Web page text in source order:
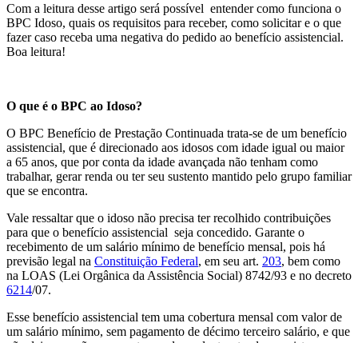
Com a leitura desse artigo será possível entender como funciona o
BPC Idoso, quais os requisitos para receber, como solicitar e o que
fazer caso receba uma negativa do pedido ao benefício assistencial.
Boa leitura!
O que é o BPC ao Idoso?
O BPC Benefício de Prestação Continuada trata-se de um benefício
assistencial, que é direcionado aos idosos com idade igual ou maior
a 65 anos, que por conta da idade avançada não tenham como
trabalhar, gerar renda ou ter seu sustento mantido pelo grupo familiar
que se encontra.
Vale ressaltar que o idoso não precisa ter recolhido contribuições
para que o benefício assistencial seja concedido. Garante o
recebimento de um salário mínimo de benefício mensal, pois há
previsão legal na Constituição Federal, em seu art. 203, bem como
na LOAS (Lei Orgânica da Assistência Social) 8742/93 e no decreto
6214/07.
Esse benefício assistencial tem uma cobertura mensal com valor de
um salário mínimo, sem pagamento de décimo terceiro salário, e que